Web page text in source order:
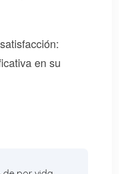
en su